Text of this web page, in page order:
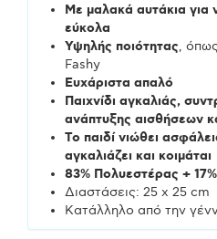
Με μαλακά αυτάκια για
εύκολα
Υψηλής ποιότητας,
Fashy
Ευχάριστα απαλό
Παιχνίδι αγκαλιάς,
ανάπτυξης αισθήσεων
Το παιδί νιώθει
αγκαλιάζει και κοιμάται
83% Πολυεστέρας + 17%
Διαστάσεις: 25 x 25 cm
Κατάλληλο από την